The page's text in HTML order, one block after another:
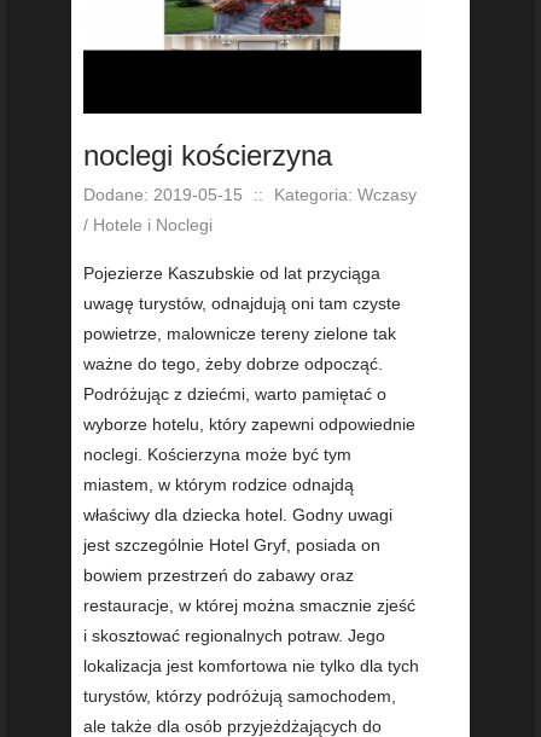
noclegi kościerzyna
Dodane: 2019-05-15 ::
Kategoria: Wczasy
/ Hotele i Noclegi
Pojezierze Kaszubskie od lat przyciąga
uwagę turystów, odnajdują oni tam czyste
powietrze, malownicze tereny zielone tak
ważne do tego, żeby dobrze odpocząć.
Podróżując z dziećmi, warto pamiętać o
wyborze hotelu, który zapewni odpowiednie
noclegi. Kościerzyna może być tym
miastem, w którym rodzice odnajdą
właściwy dla dziecka hotel. Godny uwagi
jest szczególnie Hotel Gryf, posiada on
bowiem przestrzeń do zabawy oraz
restauracje, w której można smacznie zjeść
i skosztować regionalnych potraw. Jego
lokalizacja jest komfortowa nie tylko dla tych
turystów, którzy podróżują samochodem,
ale także dla osób przyjeżdżających do